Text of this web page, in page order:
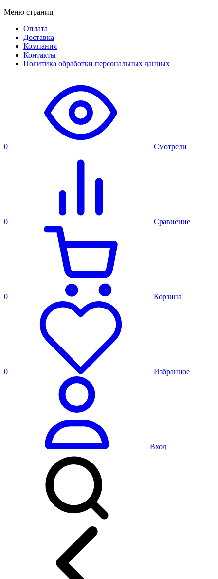
Меню страниц
Оплата
Доставка
Компания
Контакты
Политика обработки персональных данных
0 Смотрели
0 Сравнение
0 Корзина
0 Избранное
Вход